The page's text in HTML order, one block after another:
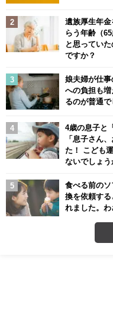
遺族厚生年
らう年齢（
と思ってい
ですか？
娘夫婦が仕
への負担も
るのが普通で
4歳の息子と
「息子さん
た！ こども
ないでしょ
食べる前の
換を依頼す
れました。わ